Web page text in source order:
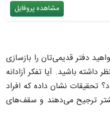
مشاهده پروفایل
دفتر قدیمی‌تان را بازسازی
داشته باشید. آیا تفکر آزادانه
تحقیقات نشان داده که افراد
۳.۵ متر را بیشتر ترجیح می‌دهند و سقف‌های